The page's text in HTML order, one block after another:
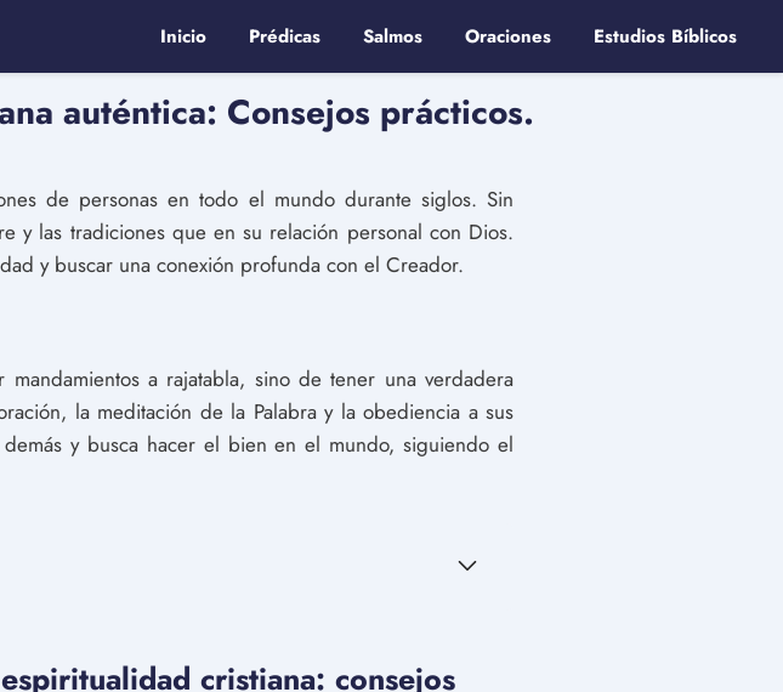
Inicio Prédicas Salmos Oraciones Estudios Bíblicos
auténtica: Consejos prácticos.
de personas en todo el mundo durante siglos. Sin
y las tradiciones que en su relación personal con Dios.
y buscar una conexión profunda con el Creador.
a rajatabla, sino de tener una verdadera
la meditación de la Palabra y la obediencia a sus
y busca hacer el bien en el mundo, siguiendo el
cristiana: consejos